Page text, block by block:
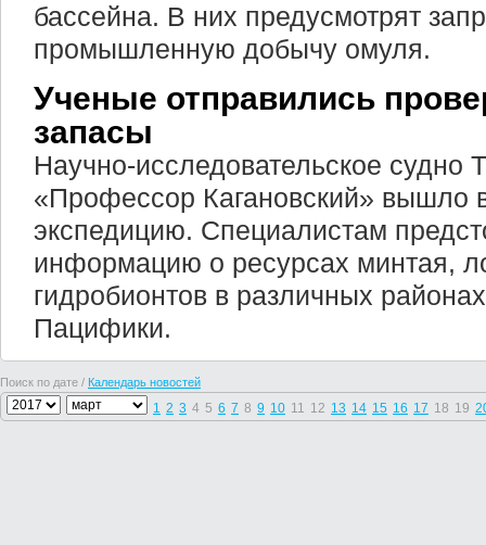
бассейна. В них предусмотрят
промышленную добычу омуля.
Ученые отправились
запасы
Научно-исследовательское
«Профессор Кагановский» вышло
экспедицию. Специалистам
информацию о ресурсах минтая,
гидробионтов в различных
Пацифики.
Поиск по дате / Календарь новостей
1 2 3 4 5 6 7 8 9 10 11 12 13 14 15 16 17 18 19